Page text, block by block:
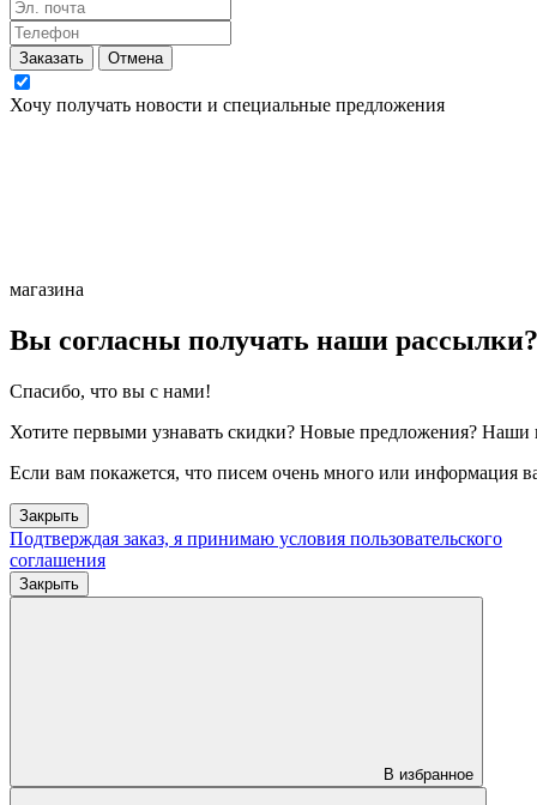
Заказать Отмена
Хочу получать новости и специальные предложения
магазина
Вы согласны получать наши рассылки?
Спасибо, что вы с нами!
Хотите первыми узнавать скидки? Новые предложения?
Если вам покажется, что писем очень много или информация
Закрыть
Подтверждая заказ, я принимаю условия пользовательского
соглашения
Закрыть
В избранное